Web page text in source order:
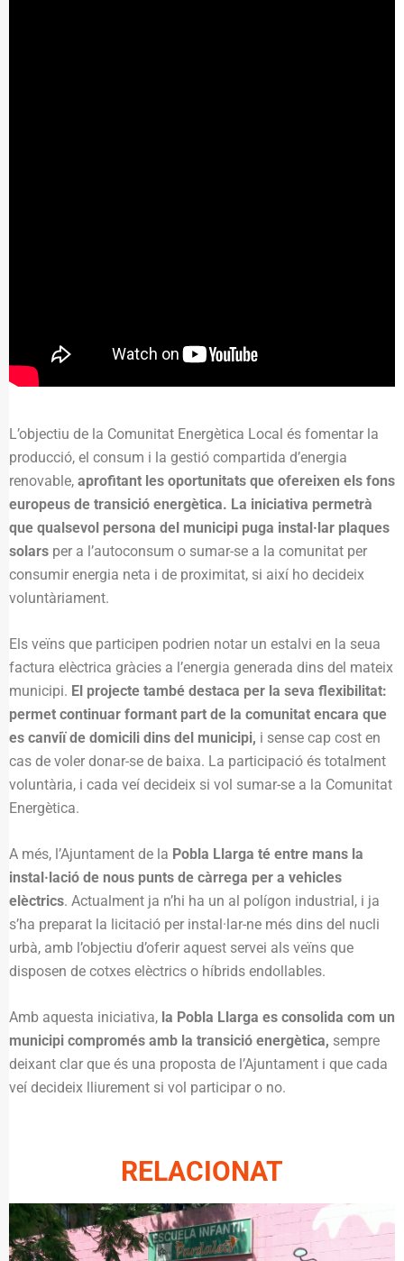
L’objectiu de la Comunitat Energètica Local és fomentar la
producció, el consum i la gestió compartida d’energia
renovable, aprofitant les oportunitats que ofereixen els fons
europeus de transició energètica. La iniciativa permetrà
que qualsevol persona del municipi puga instal·lar plaques
solars per a l’autoconsum o sumar-se a la comunitat per
consumir energia neta i de proximitat, si així ho decideix
voluntàriament.
Els veïns que participen podrien notar un estalvi en la seua
factura elèctrica gràcies a l’energia generada dins del mateix
municipi. El projecte també destaca per la seva flexibilitat:
permet continuar formant part de la comunitat encara que
es canviï de domicili dins del municipi, i sense cap cost en
cas de voler donar-se de baixa. La participació és totalment
voluntària, i cada veí decideix si vol sumar-se a la Comunitat
Energètica.
A més, l’Ajuntament de la Pobla Llarga té entre mans la
instal·lació de nous punts de càrrega per a vehicles
elèctrics. Actualment ja n’hi ha un al polígon industrial, i ja
s’ha preparat la licitació per instal·lar-ne més dins del nucli
urbà, amb l’objectiu d’oferir aquest servei als veïns que
disposen de cotxes elèctrics o híbrids endollables.
Amb aquesta iniciativa, la Pobla Llarga es consolida com un
municipi compromés amb la transició energètica, sempre
deixant clar que és una proposta de l’Ajuntament i que cada
veí decideix lliurement si vol participar o no.
RELACIONAT